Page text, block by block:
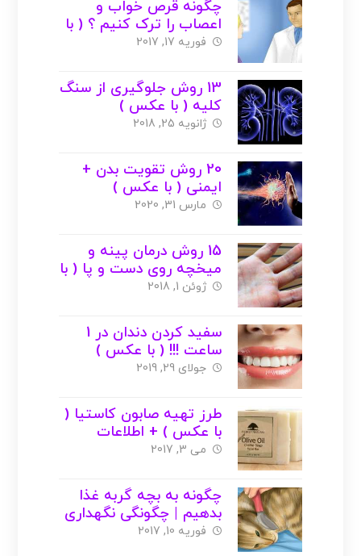
چگونه قرص خواب و
اعصاب را ترک کنیم ؟ ( با
عکس )
فوریه 17, 2017
13 روش جلوگیری از سنگ
کلیه ( با عکس )
ژانویه 25, 2018
20 روش تقویت بدن +
ایمنی ( با عکس )
مارس 31, 2020
15 روش درمان پینه و
میخچه روی دست و پا ( با
عکس )
ژوئن 1, 2018
سفید کردن دندان در 1
ساعت !!! ( با عکس )
جولای 29, 2019
طرز تهیه صابون کاستیا (
با عکس ) + اطلاعات
تکمیلی
می 3, 2017
چگونه به بچه گربه غذا
بدهیم | چگونگی نگهداری
از بچه گربه
فوریه 10, 2017